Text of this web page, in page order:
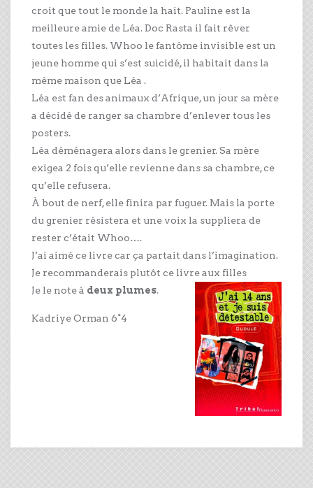
croit que tout le monde la hait. Pauline est la
meilleure amie de Léa. Doc Rasta il fait rêver
toutes les filles. Whoo le fantôme invisible est un
jeune homme qui s’est suicidé, il habitait dans la
même maison que Léa .
Léa est fan des animaux d’Afrique, un jour sa mère
a décidé de ranger sa chambre d’enlever tous les
posters.
Léa déménagera alors dans le grenier. Sa mère
exigea 2 fois qu’elle revienne dans sa chambre, ce
qu’elle refusera.
À bout de nerf, elle finira par fuguer. Mais la porte
du grenier résistera et une voix la suppliera de
rester c’était Whoo….
J’ai aimé ce livre car ça partait dans l’imagination.
Je recommanderais plutôt ce livre aux filles
Je le note à deux plumes.
Kadriye Orman 6°4